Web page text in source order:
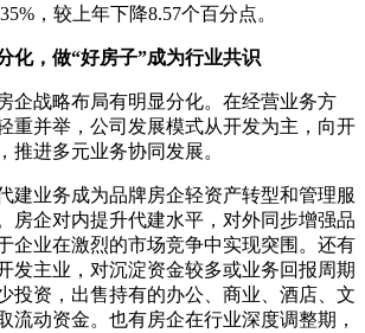
，较上年下降8.57个百分点。
化，做“好房子”成为行业共识
战略布局有明显分化。在经营业务方
重并举，公司发展模式从开发为主，向开
推进多元业务协同发展。
业务成为品牌房企轻资产转型和管理服
房企对内提升代建水平，对外同步增强品
企业在激烈的市场竞争中实现突围。还有
发主业，对沉淀资金较多或业务回报周期
投资，出售持有的办公、商业、酒店、文
流动资金。也有房企在行业深度调整期，